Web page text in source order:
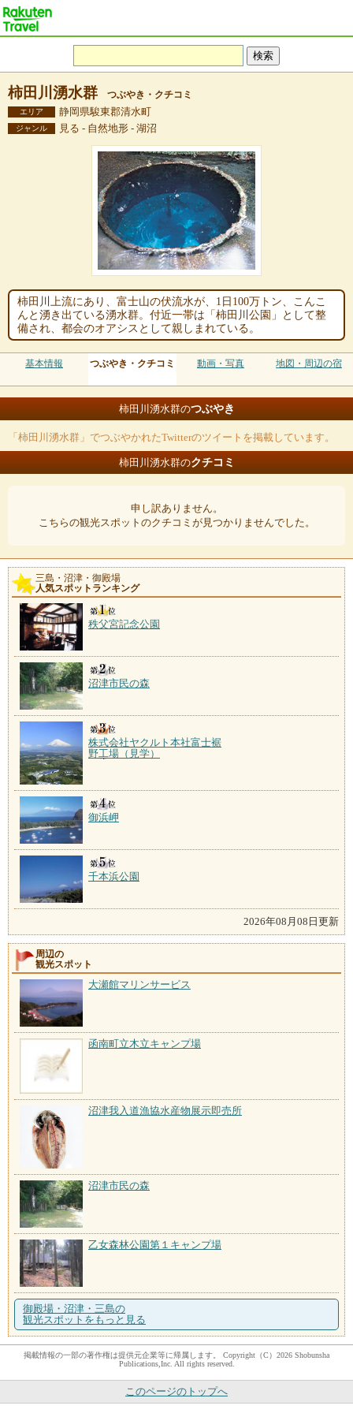
柿田川湧水群 つぶやき・クチコミ
エリア 静岡県駿東郡清水町
ジャンル 見る - 自然地形 - 湖沼
柿田川上流にあり、富士山の伏流水が、1日100万トン、こんこ
んと湧き出ている湧水群。付近一帯は「柿田川公園」として整
備され、都会のオアシスとして親しまれている。
基本情報 つぶやき・クチコミ 動画・写真 地図・周辺の宿
柿田川湧水群のつぶやき
「柿田川湧水群」でつぶやかれたTwitterのツイートを掲載しています。
柿田川湧水群のクチコミ
申し訳ありません。
こちらの観光スポットのクチコミが見つかりませんでした。
三島・沼津・御殿場
人気スポットランキング
秩父宮記念公園
沼津市民の森
株式会社ヤクルト本社富士裾
野工場（見学）
御浜岬
千本浜公園
2026年08月08日更新
周辺の
観光スポット
大瀬館マリンサービス
函南町立木立キャンプ場
沼津我入道漁協水産物展示即売所
沼津市民の森
乙女森林公園第１キャンプ場
御殿場・沼津・三島の
観光スポットをもっと見る
掲載情報の一部の著作権は提供元企業等に帰属します。 Copyright（C）2026 Shobunsha
Publications,Inc. All rights reserved.
このページのトップへ